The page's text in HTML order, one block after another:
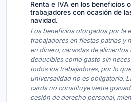
Renta e IVA en los beneficios
trabajadores con ocasión de
navidad.
Los beneficios otorgados por la
trabajadores en fiestas patrias y
en dinero, canastas de
deducibles como gasto sin
todos los trabajadores, por lo
universalidad no es obligatorio.
cards no constituye venta
cesión de derecho personal,